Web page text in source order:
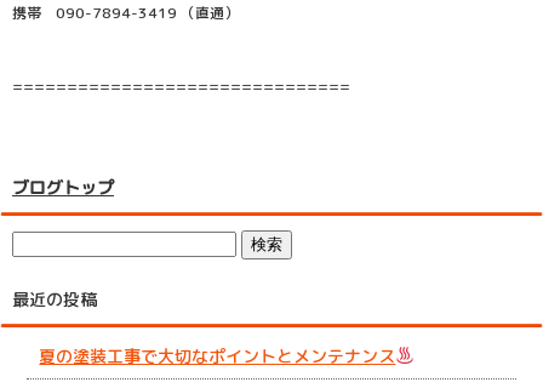
携帯 090-7894-3419 （直通）
===============================
ブログトップ
最近の投稿
夏の塗装工事で大切なポイントとメンテナンス